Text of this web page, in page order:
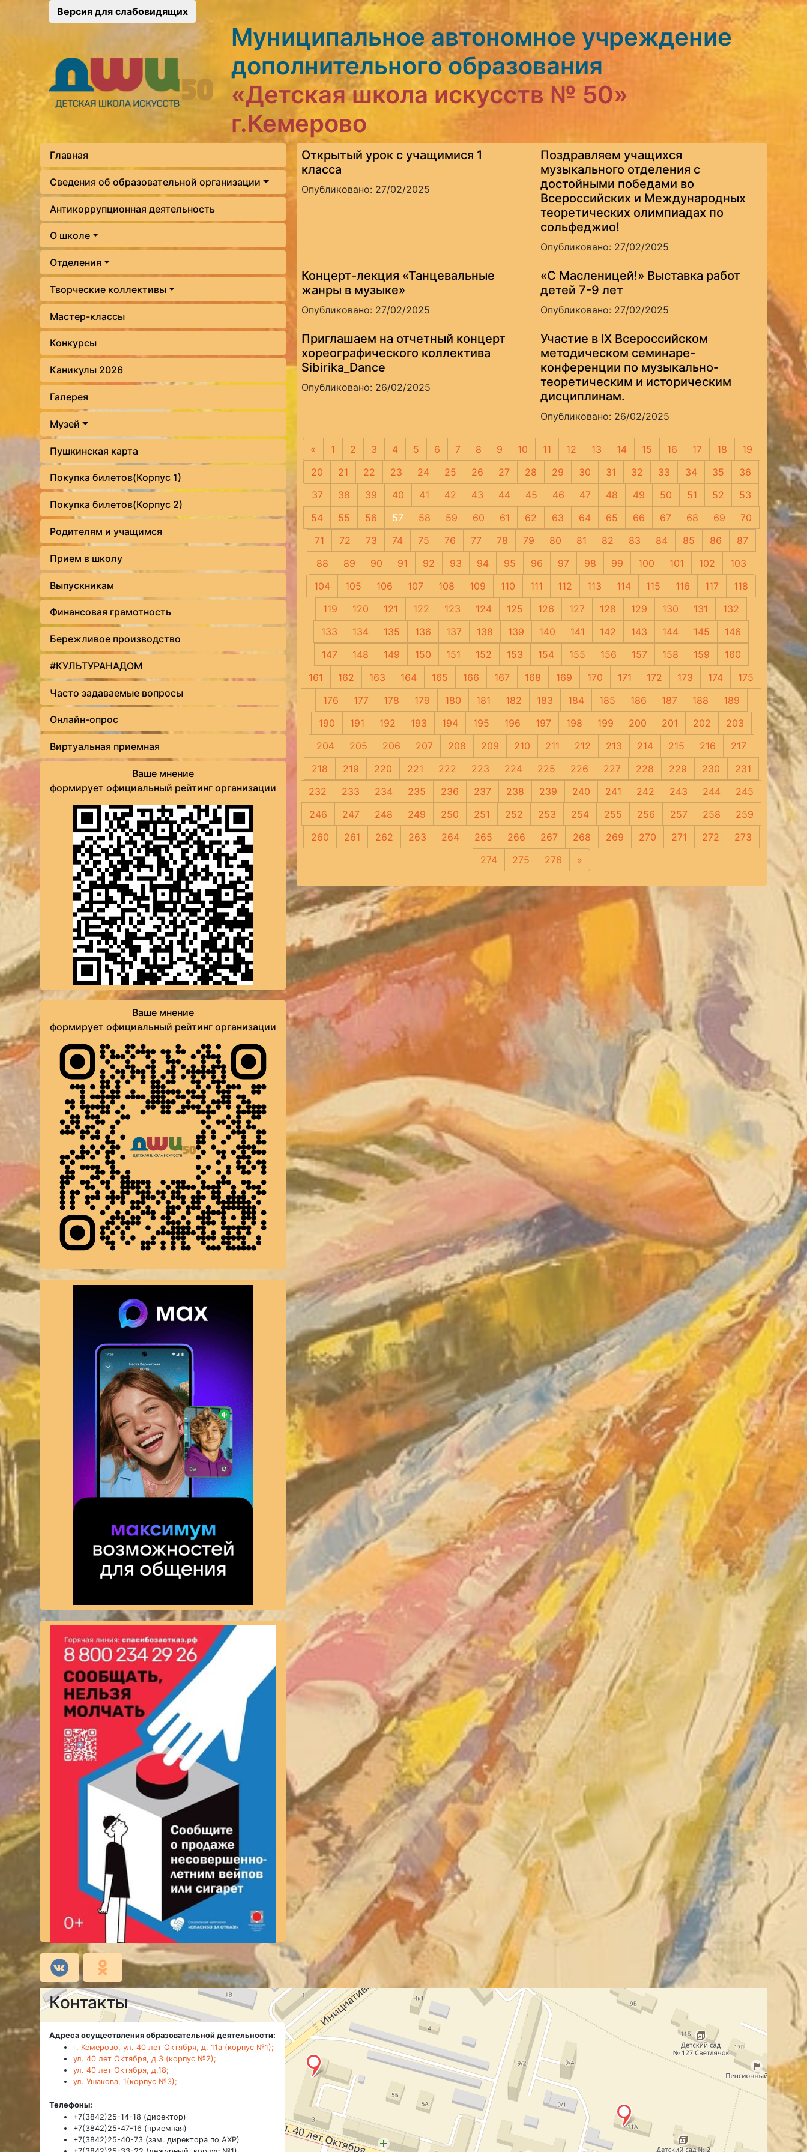
Версия для слабовидящих
Муниципальное автономное учреждение
дополнительного образования
«Детская школа искусств № 50»
г.Кемерово
Главная
Сведения об образовательной организации
Антикоррупционная деятельность
О школе
Отделения
Творческие коллективы
Мастер-классы
Конкурсы
Каникулы 2026
Галерея
Музей
Пушкинская карта
Покупка билетов(Корпус 1)
Покупка билетов(Корпус 2)
Родителям и учащимся
Прием в школу
Выпускникам
Финансовая грамотность
Бережливое производство
#КУЛЬТУРАНАДОМ
Часто задаваемые вопросы
Онлайн-опрос
Виртуальная приемная
Ваше мнение
формирует официальный рейтинг организации
Ваше мнение
формирует официальный рейтинг организации
Открытый урок с учащимися 1
класса
Опубликовано: 27/02/2025
Поздравляем учащихся
музыкального отделения с
достойными победами во
Всероссийских и Международных
теоретических олимпиадах по
сольфеджио!
Опубликовано: 27/02/2025
Концерт-лекция «Танцевальные
жанры в музыке»
Опубликовано: 27/02/2025
«С Масленицей!» Выставка работ
детей 7-9 лет
Опубликовано: 27/02/2025
Приглашаем на отчетный концерт
хореографического коллектива
Sibirika_Dance
Опубликовано: 26/02/2025
Участие в IX Всероссийском
методическом семинаре-
конференции по музыкально-
теоретическим и историческим
дисциплинам.
Опубликовано: 26/02/2025
« Предыдущая
1 2 3 4 5 6 7 8 9 10 11 12 13 14 15 16 17 18
19
20
21 22 23 24 25 26 27 28 29 30 31 32 33 34 35
36
37
38 39 40 41 42 43 44 45 46 47 48 49 50 51 52
53
54
55 56 57 58 59 60 61 62 63 64 65 66 67 68 69
70
71
72 73 74 75 76 77 78 79 80 81 82 83 84 85 86
87
88
89 90 91 92 93 94 95 96 97 98 99 100 101 102
103
104
105 106 107 108 109 110 111 112 113 114 115 116 117
118
119
120 121 122 123 124 125 126 127 128 129 130 131
132
133
134 135 136 137 138 139 140 141 142 143 144 145
146
147
148 149 150 151 152 153 154 155 156 157 158 159
160
161
162 163 164 165 166 167 168 169 170 171 172 173 174
175
176
177 178 179 180 181 182 183 184 185 186 187 188
189
190
191 192 193 194 195 196 197 198 199 200 201 202
203
204
205 206 207 208 209 210 211 212 213 214 215 216
217
218
219 220 221 222 223 224 225 226 227 228 229 230
231
232
233 234 235 236 237 238 239 240 241 242 243 244
245
246
247 248 249 250 251 252 253 254 255 256 257 258
259
260
261 262 263 264 265 266 267 268 269 270 271 272
273
274
275 276 »
Контакты
Адреса осуществления образовательной деятельности:
г. Кемерово, ул. 40 лет Октября, д. 11а (корпус №1);
ул. 40 лет Октября, д.3 (корпус №2);
ул. 40 лет Октября, д.18;
ул. Ушакова, 1(корпус №3);
Телефоны:
+7(3842)25-14-18 (директор)
+7(3842)25-47-16 (приемная)
+7(3842)25-40-73 (зам. директора по АХР)